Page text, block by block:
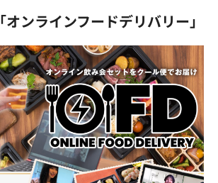
「オンラインフードデリバリー」